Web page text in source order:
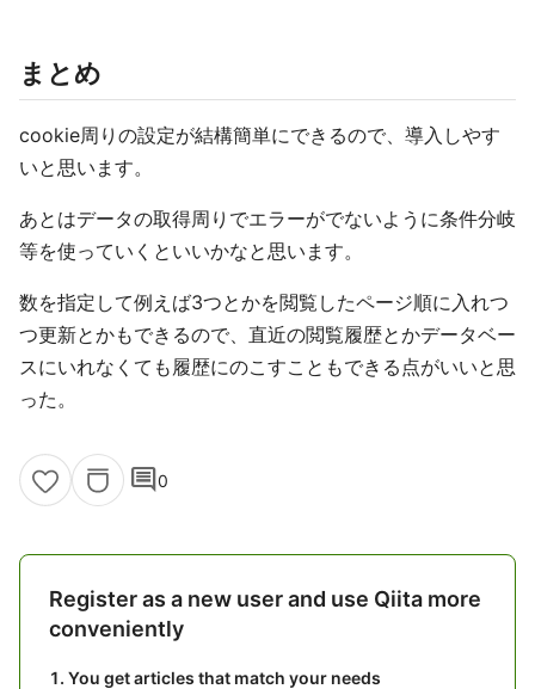
まとめ
cookie周りの設定が結構簡単にできるので、導入しやす
いと思います。
あとはデータの取得周りでエラーがでないように条件分岐
等を使っていくといいかなと思います。
数を指定して例えば3つとかを閲覧したページ順に入れつ
つ更新とかもできるので、直近の閲覧履歴とかデータベー
スにいれなくても履歴にのこすこともできる点がいいと思
った。
comment0
Register as a new user and use Qiita more
conveniently
You get articles that match your needs